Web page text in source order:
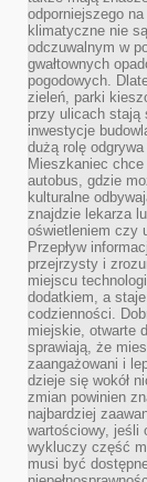
odporniejszego
klimatyczne nie
odczuwalnym w
gwałtownych
pogodowych.
zieleń, parki
przy ulicach stają
inwestycje
dużą rolę
Mieszkaniec
autobus, gdzie
kulturalne
znajdzie lekarza
oświetleniem czy
Przepływ
przejrzysty i
miejscu
dodatkiem, a
codzienności.
miejskie, otwarte
sprawiają, że
zaangażowani i
dzieje się wokół
zmian powinien
najbardziej
wartościowy, jeśli
wykluczy część
musi być